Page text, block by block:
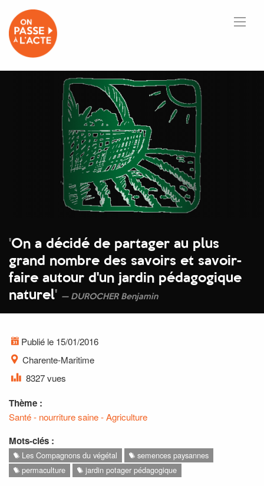
'On a décidé de partager au plus
grand nombre des savoirs et savoir-
faire autour d'un jardin pédagogique
naturel' DUROCHER Benjamin
Publié le 15/01/2016
Charente-Maritime
8327 vues
Thème :
Santé - nourriture saine - Agriculture
Mots-clés :
Les Compagnons du végétal
semences paysannes
permaculture
jardin potager pédagogique